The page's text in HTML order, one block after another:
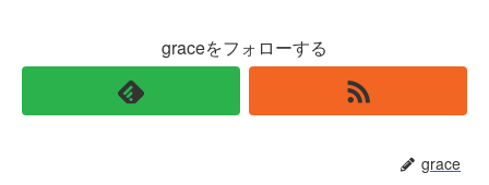
graceをフォローする
grace